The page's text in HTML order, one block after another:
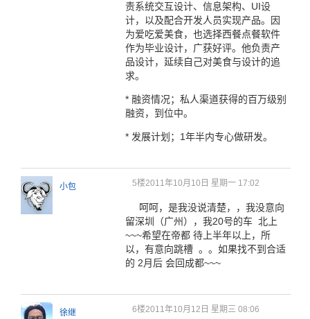
责系统交互设计、信息架构、UI设
计，以及配合开发人员实现产品。因
为爱吃爱美食，也选择西餐点餐软件
作为毕业设计，广获好评。他负责产
品设计，延续自己对美食与设计的追
求。
* 融资情况；私人渠道获得的百万级别
融资，到位中。
* 发展计划；1年半内专心做研发。
小包 5楼2011年10月10日 星期一 17:02
呵呵，是我没说清楚，，我没意向
留深圳（广州），我20号的车 北上
~~~希望在帝都 待上半年以上，所
以，有意向跳槽 。。如果找不到合适
的 2月后 会回成都~~~
徐继
6楼2011年10月12日 星期三 08:06